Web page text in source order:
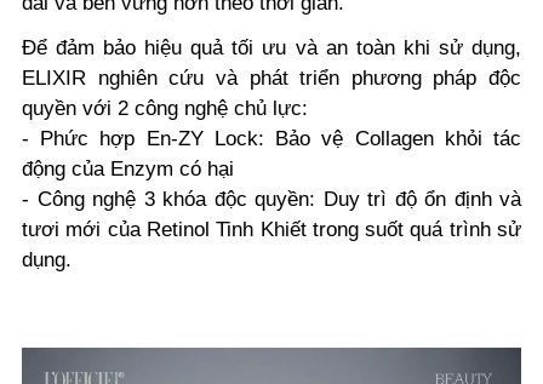
Để đảm bảo hiệu quả tối ưu và an toàn khi sử dụng,
ELIXIR nghiên cứu và phát triển phương pháp độc
quyền với 2 công nghệ chủ lực:
- Phức hợp En-ZY Lock: Bảo vệ Collagen khỏi tác
động của Enzym có hại
- Công nghệ 3 khóa độc quyền: Duy trì độ ổn định và
tươi mới của Retinol Tinh Khiết trong suốt quá trình sử
dụng.